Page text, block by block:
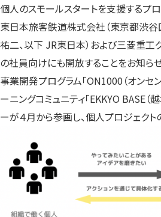
個人のスモールスタートを支援するプロ
東日本旅客鉄道株式会社（東京都渋谷
祐二、以下 JR東日本）および三菱重工
の社員向けにも開放することをお知ら
事業開発プログラム「ON1000（オンセ
ーニングコミュニティ「EKKYO BASE（
ーが４月から参画し、個人プロジェクト